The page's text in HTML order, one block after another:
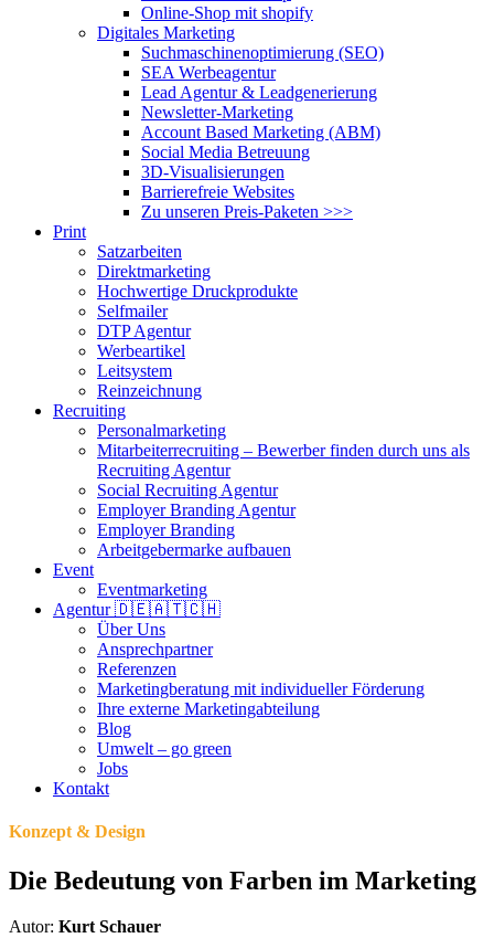
Online-Shop mit shopify
Digitales Marketing
Suchmaschinenoptimierung (SEO)
SEA Werbeagentur
Lead Agentur & Leadgenerierung
Newsletter-Marketing
Account Based Marketing (ABM)
Social Media Betreuung
3D-Visualisierungen
Barrierefreie Websites
Zu unseren Preis-Paketen >>>
Print
Satzarbeiten
Direktmarketing
Hochwertige Druckprodukte
Selfmailer
DTP Agentur
Werbeartikel
Leitsystem
Reinzeichnung
Recruiting
Personalmarketing
Mitarbeiterrecruiting – Bewerber finden durch uns als
Recruiting Agentur
Social Recruiting Agentur
Employer Branding Agentur
Employer Branding
Arbeitgebermarke aufbauen
Event
Eventmarketing
Agentur 🇩🇪🇦🇹🇨🇭
Über Uns
Ansprechpartner
Referenzen
Marketingberatung mit individueller Förderung
Ihre externe Marketingabteilung
Blog
Umwelt – go green
Jobs
Kontakt
Konzept & Design
Die Bedeutung von Farben im Marketing
Autor: Kurt Schauer